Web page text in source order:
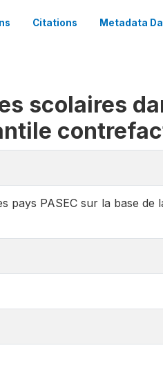
Citations Metadata
scolaires
pays PASEC sur la base de